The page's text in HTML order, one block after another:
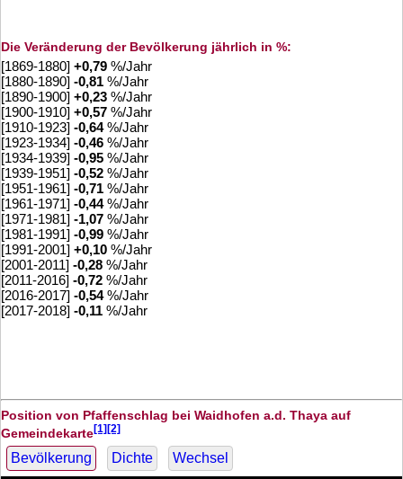
Die Veränderung der Bevölkerung jährlich in %:
[1869-1880] +0,79 %/Jahr
[1880-1890] -0,81 %/Jahr
[1890-1900] +0,23 %/Jahr
[1900-1910] +0,57 %/Jahr
[1910-1923] -0,64%/Jahr
[1923-1934] -0,46 %/Jahr
[1934-1939] -0,95 %/Jahr
[1939-1951] -0,52 %/Jahr
[1951-1961] -0,71 %/Jahr
[1961-1971] -0,44%/Jahr
[1971-1981] -1,07 %/Jahr
[1981-1991] -0,99 %/Jahr
[1991-2001] +0,10 %/Jahr
[2001-2011] -0,28 %/Jahr
[2011-2016] -0,72 %/Jahr
[2016-2017] -0,54%/Jahr
[2017-2018] -0,11 %/Jahr
Position von Pfaffenschlag bei Waidhofen a.d. Thaya auf
Gemeindekarte[1][2]
Bevölkerung Dichte Wechsel